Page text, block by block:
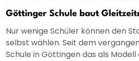
Göttinger Schule baut
Nur wenige Schüler können den
selbst wählen. Seit dem
Schule in Göttingen das als Modell